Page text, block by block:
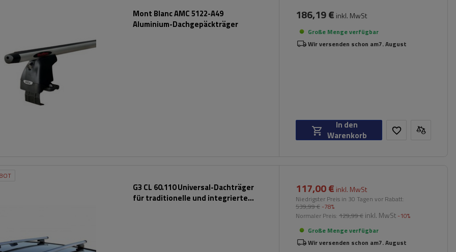
Mont Blanc AMC 5122-A49
Aluminium-Dachgepäckträger
186,19 € inkl. MwSt
Große Menge verfügbar
Wir versenden schon am7. August
In den
Warenkorb
G3 CL 60.110 Universal-Dachträger
für traditionelle und integrierte
117,00 € inkl. MwSt
Niedrigster Preis in 30 Tagen vor Rabatt:
539,99 € -78%
Normaler Preis: 129,99 € inkl. MwSt -10%
Große Menge verfügbar
Wir versenden schon am7. August